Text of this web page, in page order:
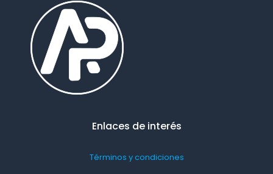
Enlaces de interés
Términos y condiciones